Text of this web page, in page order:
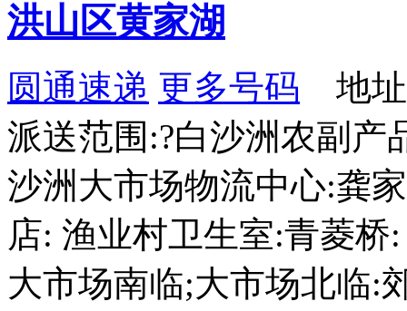
洪山区黄家湖
圆通速递 更多号码 地址
派送范围:?白沙洲农副产
沙洲大市场物流中心:龚
店: 渔业村卫生室:青菱
大市场南临;大市场北临: